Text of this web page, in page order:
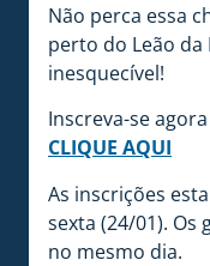
Não perca essa
perto do Leão da
inesquecível!
Inscreva-se
CLIQUE AQUI
As inscrições
sexta (24/01). Os
no mesmo dia.